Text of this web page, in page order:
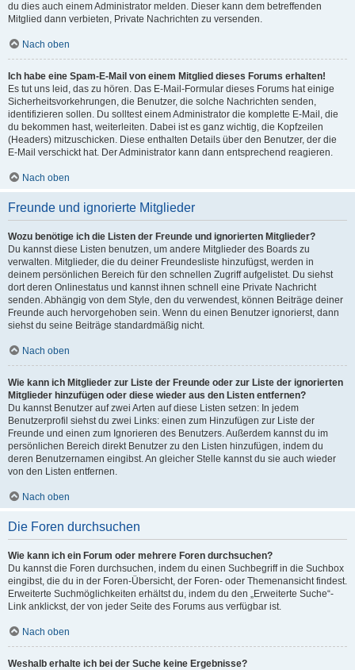
du dies auch einem Administrator melden. Dieser kann dem betreffenden
Mitglied dann verbieten, Private Nachrichten zu versenden.
Nach oben
Ich habe eine Spam-E-Mail von einem Mitglied dieses Forums erhalten!
Es tut uns leid, das zu hören. Das E-Mail-Formular dieses Forums hat einige
Sicherheitsvorkehrungen, die Benutzer, die solche Nachrichten senden,
identifizieren sollen. Du solltest einem Administrator die komplette E-Mail, die
du bekommen hast, weiterleiten. Dabei ist es ganz wichtig, die Kopfzeilen
(Headers) mitzuschicken. Diese enthalten Details über den Benutzer, der die
E-Mail verschickt hat. Der Administrator kann dann entsprechend reagieren.
Nach oben
Freunde und ignorierte Mitglieder
Wozu benötige ich die Listen der Freunde und ignorierten Mitglieder?
Du kannst diese Listen benutzen, um andere Mitglieder des Boards zu
verwalten. Mitglieder, die du deiner Freundesliste hinzufügst, werden in
deinem persönlichen Bereich für den schnellen Zugriff aufgelistet. Du siehst
dort deren Onlinestatus und kannst ihnen schnell eine Private Nachricht
senden. Abhängig von dem Style, den du verwendest, können Beiträge deiner
Freunde auch hervorgehoben sein. Wenn du einen Benutzer ignorierst, dann
siehst du seine Beiträge standardmäßig nicht.
Nach oben
Wie kann ich Mitglieder zur Liste der Freunde oder zur Liste der ignorierten
Mitglieder hinzufügen oder diese wieder aus den Listen entfernen?
Du kannst Benutzer auf zwei Arten auf diese Listen setzen: In jedem
Benutzerprofil siehst du zwei Links: einen zum Hinzufügen zur Liste der
Freunde und einen zum Ignorieren des Benutzers. Außerdem kannst du im
persönlichen Bereich direkt Benutzer zu den Listen hinzufügen, indem du
deren Benutzernamen eingibst. An gleicher Stelle kannst du sie auch wieder
von den Listen entfernen.
Nach oben
Die Foren durchsuchen
Wie kann ich ein Forum oder mehrere Foren durchsuchen?
Du kannst die Foren durchsuchen, indem du einen Suchbegriff in die Suchbox
eingibst, die du in der Foren-Übersicht, der Foren- oder Themenansicht findest.
Erweiterte Suchmöglichkeiten erhältst du, indem du den „Erweiterte Suche“-
Link anklickst, der von jeder Seite des Forums aus verfügbar ist.
Nach oben
Weshalb erhalte ich bei der Suche keine Ergebnisse?